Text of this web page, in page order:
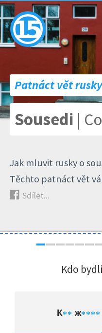
Patnáct vět rusky
Sousedi |
Jak mluvit rusky o
Těchto patnáct vět
Sdílet...
Kdo
К** ж****